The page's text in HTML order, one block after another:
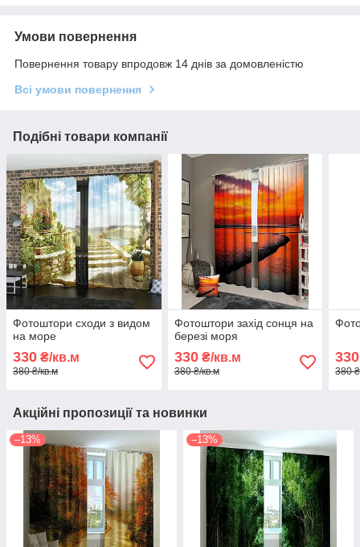
Умови повернення
Повернення товару впродовж 14 днів за домовленістю
Всі умови повернення
Подібні товари компанії
Фотоштори сходи з видом
на море
330 ₴/кв.м
380 ₴/кв.м
Фотоштори захід сонця на
березі моря
330₴/кв.м
380 ₴/кв.м
330
380
Акційні пропозиції та новинки
–13% –13%